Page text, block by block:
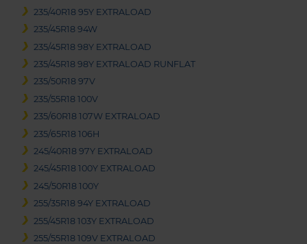
235/40R18 95Y EXTRALOAD
235/45R18 94W
235/45R18 98Y EXTRALOAD
235/45R18 98Y EXTRALOAD RUNFLAT
235/50R18 97V
235/55R18 100V
235/60R18 107W EXTRALOAD
235/65R18 106H
245/40R18 97Y EXTRALOAD
245/45R18 100Y EXTRALOAD
245/50R18 100Y
255/35R18 94Y EXTRALOAD
255/45R18 103Y EXTRALOAD
255/55R18 109V EXTRALOAD